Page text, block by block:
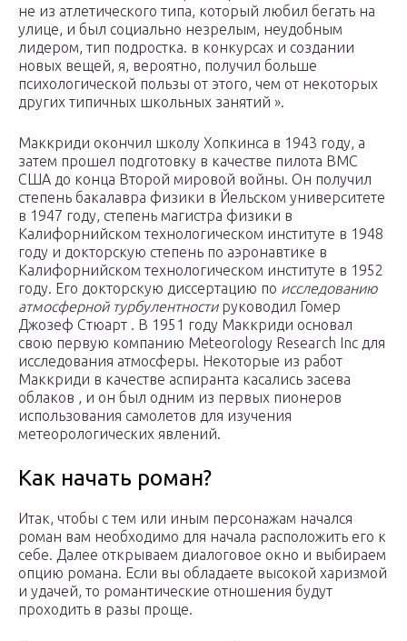
не из атлетического типа, который любил бегать на
улице, и был социально незрелым, неудобным
лидером, тип подростка. в конкурсах и создании
новых вещей, я, вероятно, получил больше
психологической пользы от этого, чем от некоторых
других типичных школьных занятий ».
Маккриди окончил школу Хопкинса в 1943 году, а
затем прошел подготовку в качестве пилота ВМС
США до конца Второй мировой войны. Он получил
степень бакалавра физики в Йельском университете
в 1947 году, степень магистра физики в
Калифорнийском технологическом институте в 1948
году и докторскую степень по аэронавтике в
Калифорнийском технологическом институте в 1952
году. Его докторскую диссертацию по исследованию
атмосферной турбулентностируководил Гомер
Джозеф Стюарт . В 1951 году Маккриди основал
свою первую компанию Meteorology Research Inc для
исследования атмосферы. Некоторые из работ
Маккриди в качестве аспиранта касались засева
облаков , и он был одним из первых пионеров
использования самолетов для изучения
метеорологических явлений.
Как начать роман?
Итак, чтобы с тем или иным персонажам начался
роман вам необходимо для начала расположить его к
себе. Далее открываем диалоговое окно и выбираем
опцию романа. Если вы обладаете высокой харизмой
и удачей, то романтические отношения будут
проходить в разы проще.